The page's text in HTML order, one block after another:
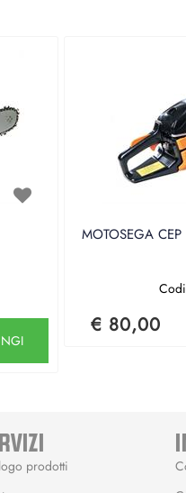
MOTOSEGA
€ 80,00
prodotti